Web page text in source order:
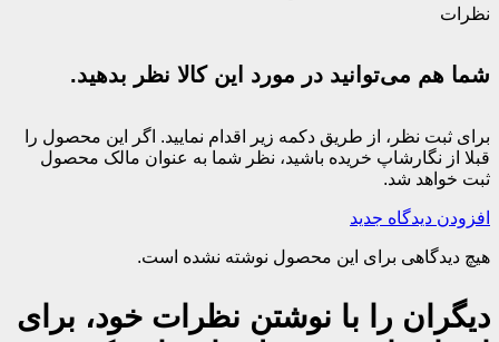
نظرات
شما هم می‌توانید در مورد این کالا نظر بدهید.
برای ثبت نظر، از طریق دکمه زیر اقدام نمایید. اگر این محصول را
قبلا از نگارشاپ خریده باشید، نظر شما به عنوان مالک محصول
ثبت خواهد شد.
افزودن دیدگاه جدید
هیچ دیدگاهی برای این محصول نوشته نشده است.
دیگران را با نوشتن نظرات خود، برای